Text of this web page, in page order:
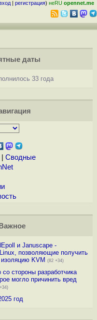
| регистрация) неRU opennet.me
даты
33 года
Сводные
Важное
и Januscape -
позволяющие получить
KVM
(82 +34)
со стороны разработчика
могло причинить вред
год